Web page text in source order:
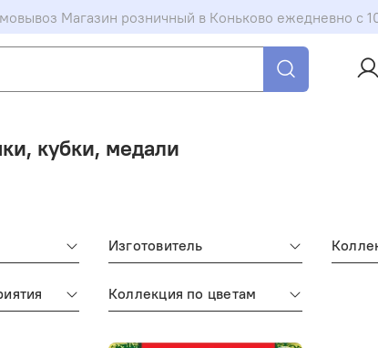
Магазин розничный в Коньково ежедневно с
кубки, медали
Изготовитель
Коллекция по цветам